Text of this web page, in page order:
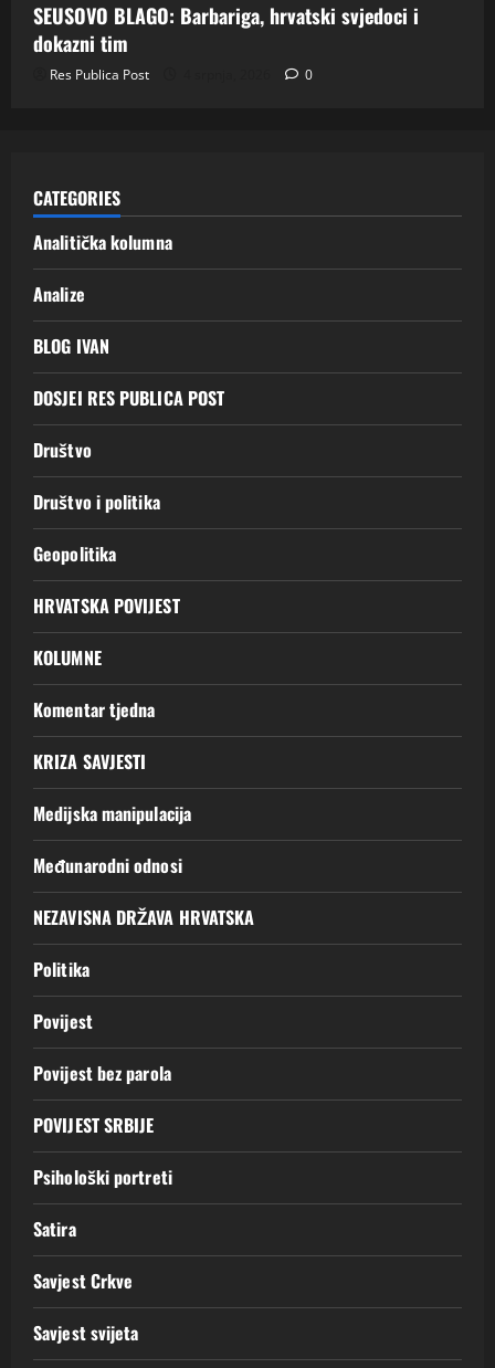
SEUSOVO BLAGO: Barbariga, hrvatski svjedoci i
dokazni tim
Res Publica Post 0
CATEGORIES
Analitička kolumna
Analize
BLOG IVAN
DOSJEI RES PUBLICA POST
Društvo
Društvo i politika
Geopolitika
HRVATSKA POVIJEST
KOLUMNE
Komentar tjedna
KRIZA SAVJESTI
Medijska manipulacija
Međunarodni odnosi
NEZAVISNA DRŽAVA HRVATSKA
Politika
Povijest
Povijest bez parola
POVIJEST SRBIJE
Psihološki portreti
Satira
Savjest Crkve
Savjest svijeta